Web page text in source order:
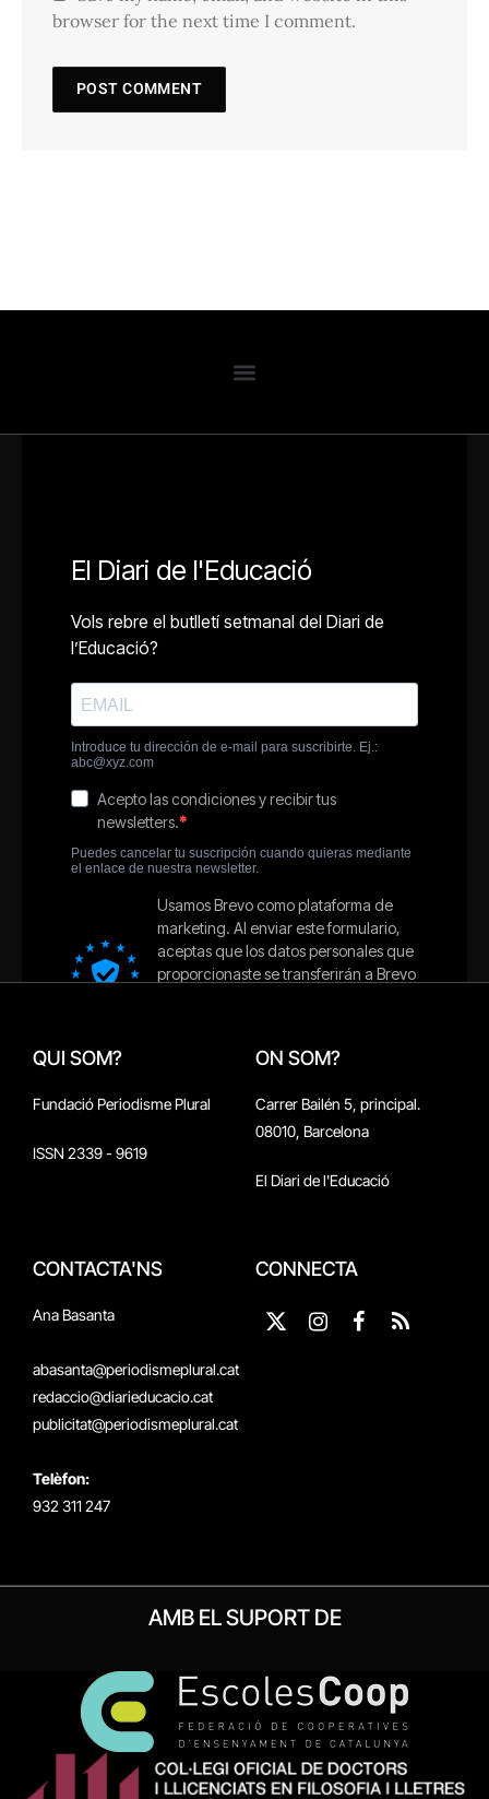
browser for the next time I comment.
QUI SOM?
Fundació Periodisme Plural
ISSN 2339 - 9619
ON SOM?
Carrer Bailén 5, principal.
08010, Barcelona
El Diari de l'Educació
CONTACTA'NS
Ana Basanta
abasanta@periodismeplural.cat
redaccio@diarieducacio.cat
publicitat@periodismeplural.cat
Telèfon:
932 311 247
CONNECTA
X
Instagram
Facebook
RSS
AMB EL SUPORT DE